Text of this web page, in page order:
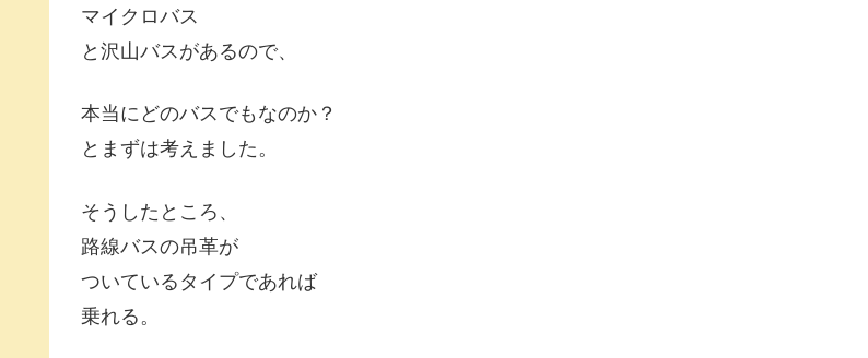
マイクロバス
と沢山バスがあるので、
本当にどのバスでもなのか？
とまずは考えました。
そうしたところ、
路線バスの吊革が
ついているタイプであれば
乗れる。